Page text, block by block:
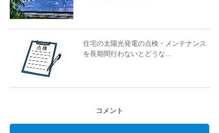
住宅の太陽光発電の点検・メンテナンス
を長期間行わないとどうな…
コメント